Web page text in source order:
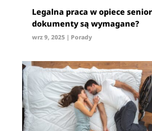
Legalna praca w opiece
dokumenty są wymagane?
wrz 9, 2025| Porady